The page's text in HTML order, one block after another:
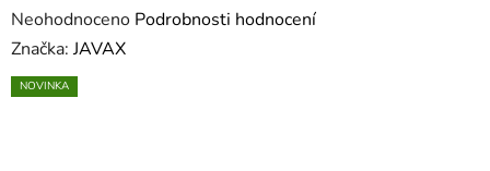
Průměrné
hodnocení
produktu
Neohodnoceno Podrobnosti hodnocení
Značka:JAVAX
NOVINKA